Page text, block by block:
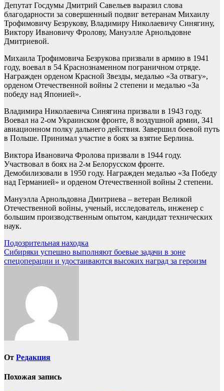
Депутат Госдумы Дмитрий Савельев выразил слова
благодарности за совершенный подвиг ветеранам Михаилу
Трофимовичу Безрукову, Владимиру Николаевичу Синягину,
Виктору Ивановичу Фролову, Мануэлле Арнольдовне
Дмитриевой.
Михаила Трофимовича Безрукова призвали в армию в 1941
году, воевал в 54 Краснознаменном пограничном отряде.
Награжден орденом Красной Звезды, медалью «За отвагу»,
орденом Отечественной войны 2 степени и медалью «За
победу над Японией».
Владимира Николаевича Синягина призвали в 1943 году.
Воевал на 2-ом Украинском фронте, 8 воздушной армии, 341
авиационном полку дальнего действия. Завершил боевой путь
в Польше. Принимал участие в боях за взятие Берлина.
Виктора Ивановича Фролова призвали в 1944 году.
Участвовал в боях на 2-м Белорусском фронте.
Демобилизовали в 1950 году. Награжден медалью «За Победу
над Германией» и орденом Отечественной войны 2 степени.
Мануэлла Арнольдовна Дмитриева – ветеран Великой
Отечественной войны, ученый, исследователь, инженер с
большим производственным опытом, кандидат технических
наук.
Навигация
по
Подозрительная находка
Сибиряки успешно выполняют боевые задачи в зоне
спецоперации и удостаиваются высоких наград за героизм
От Редакция
Похожая запись